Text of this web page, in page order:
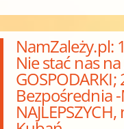
NamZależy.pl:
Nie stać nas
Bezpośrednia